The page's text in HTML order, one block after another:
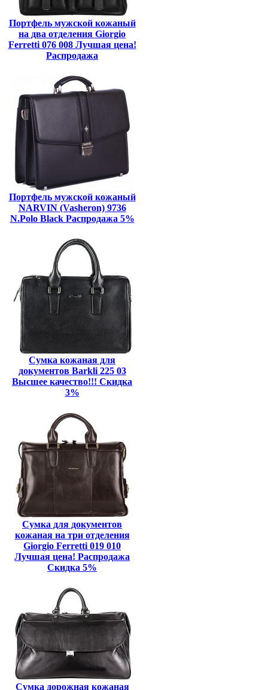
Портфель мужской кожаный
на два отделения Giorgio
Ferretti 076 008 Лучшая цена!
Распродажа
Портфель мужской кожаный
NARVIN (Vasheron) 9736
N.Polo Black Распродажа 5%
Сумка кожаная для
документов Barkli 225 03
Высшее качество!!! Скидка
3%
Сумка для документов
кожаная на три отделения
Giorgio Ferretti 019 010
Лучшая цена! Распродажа
Скидка 5%
Сумка дорожная кожаная